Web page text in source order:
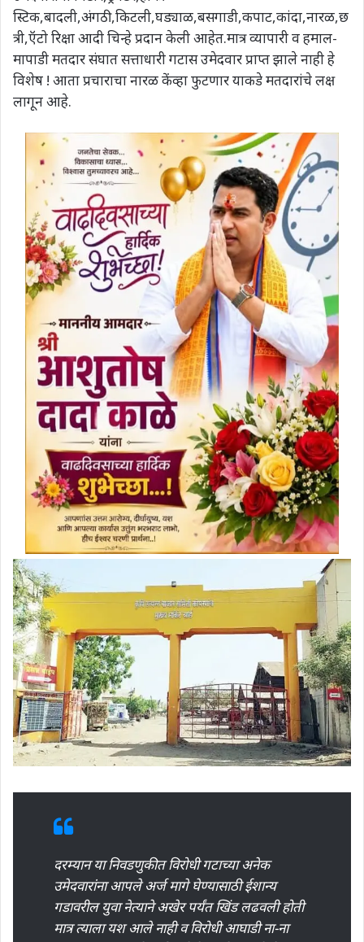
स्टिक,बादली,अंगठी,किटली,घड्याळ,बसगाडी,कपाट,कांदा,नारळ,छ
त्री,ऍटो रिक्षा आदी चिन्हे प्रदान केली आहेत.मात्र व्यापारी व हमाल-
मापाडी मतदार संघात सत्ताधारी गटास उमेदवार प्राप्त झाले नाही हे
विशेष ! आता प्रचाराचा नारळ केंव्हा फुटणार याकडे मतदारांचे लक्ष
लागून आहे.
दरम्यान या निवडणुकीत विरोधी गटाच्या अनेक
उमेदवारांना आपले अर्ज मागे घेण्यासाठी ईशान्य
गडावरील युवा नेत्याने अखेर पर्यंत खिंड लढवली होती
मात्र त्याला यश आले नाही व विरोधी आघाडी ना-ना